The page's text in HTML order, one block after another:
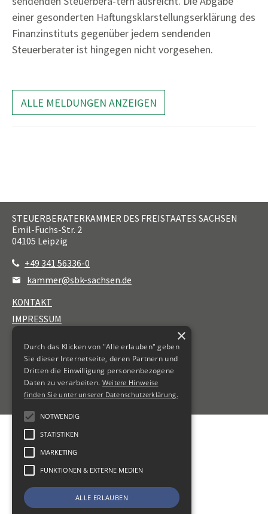
einer gesonderten Haftungsklarstellungserklärung des
Finanzinstituts gegenüber jedem sendenden
Steuerberater ist hingegen nicht vorgesehen.
ALLE MELDUNGEN ANZEIGEN
STEUERBERATERKAMMER DES FREISTAATES SACHSEN
Emil-Fuchs-Str. 2
04105 Leipzig
+49 341 56336-0
kammer@sbk-sachsen.de
KONTAKT
IMPRESSUM
ERKLÄRUNG ZUR BARRIEREFREIHEIT
×
Durch das Klicken von "Alle erlauben" geben
Sie dieser Internetseite, deren Partnern und
Dritten die Einwilligung personenbezogene
Daten zu verarbeiten. Weitere Hinweise
finden Sie unter unserer Datenschutzerklärung.
NOTWENDIG
STATISTIKEN
MARKETING
FUNKTIONEN & EXTERNE MEDIEN
ALLE ERLAUBEN